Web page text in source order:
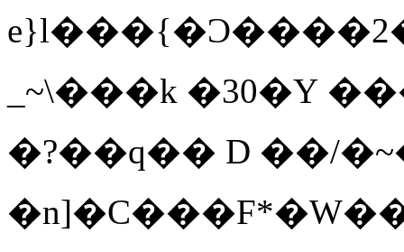
_~\���k �30�Y
�?��q�� D ��/�~